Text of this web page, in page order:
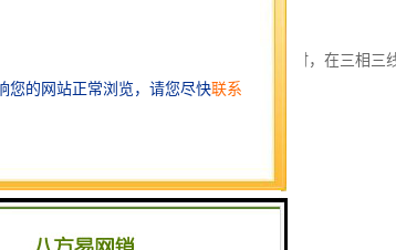
矢量图得出计量设备接线的正确与否。同时，在三相三
题的用户计算追补电量。
四线、单相的1A、5A的有功和无功电能表。